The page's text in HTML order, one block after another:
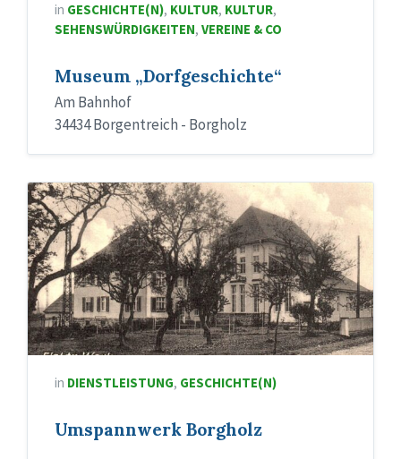
in GESCHICHTE(N), KULTUR, KULTUR,
SEHENSWÜRDIGKEITEN, VEREINE & CO
Museum „Dorfgeschichte“
Am Bahnhof
34434 Borgentreich - Borgholz
in DIENSTLEISTUNG, GESCHICHTE(N)
Umspannwerk Borgholz